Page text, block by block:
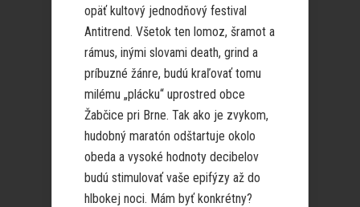
opäť kultový jednodňový festival
Antitrend. Všetok ten lomoz, šramot a
rámus, inými slovami death, grind a
príbuzné žánre, budú kraľovať tomu
milému „plácku“ uprostred obce
Žabčice pri Brne. Tak ako je zvykom,
hudobný maratón odštartuje okolo
obeda a vysoké hodnoty decibelov
budú stimulovať vaše epifýzy až do
hlbokej noci. Mám byť konkrétny?